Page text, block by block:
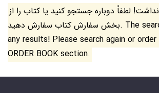
لطفاً دوباره جستجو کنید یا کتاب را از
بخش سفارش کتاب سفارش دهید. The search did not yield
any results! Please search again or
ORDER BOOK section.